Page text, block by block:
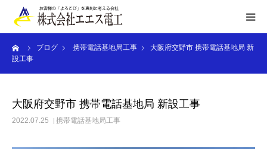
ブログ 携帯電話基地局工事
大阪府交野市 携帯電話基地局 新
設工事
大阪府交野市 携帯電話基地局 新設工事
2022.07.25 携帯電話基地局工事
HOME
業務内容